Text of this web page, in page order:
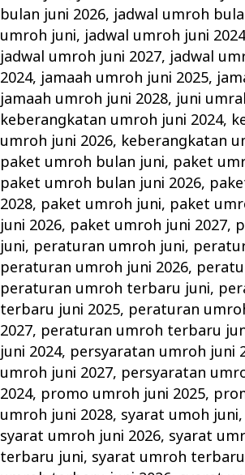
bulan juni 2026, jadwal umroh
umroh juni, jadwal umroh juni
jadwal umroh juni 2027, jadwal
2024, jamaah umroh juni 2025,
jamaah umroh juni 2028, juni
keberangkatan umroh juni 2024,
umroh juni 2026, keberangkatan
paket umroh bulan juni, paket
paket umroh bulan juni 2026,
2028, paket umroh juni, paket
juni 2026, paket umroh juni 2027,
juni, peraturan umroh juni,
peraturan umroh juni 2026,
peraturan umroh terbaru juni,
terbaru juni 2025, peraturan
2027, peraturan umroh terbaru
juni 2024, persyaratan umroh juni
umroh juni 2027, persyaratan
2024, promo umroh juni 2025,
umroh juni 2028, syarat umoh juni,
syarat umroh juni 2026, syarat
terbaru juni, syarat umroh